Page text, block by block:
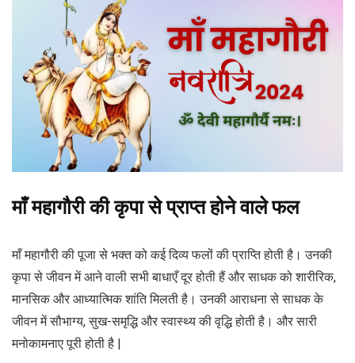
माँ महागौरी की कृपा से प्राप्त होने वाले फल
माँ महागौरी की पूजा से भक्त को कई दिव्य फलों की प्राप्ति होती है। उनकी
कृपा से जीवन में आने वाली सभी बाधाएँ दूर होती हैं और साधक को शारीरिक,
मानसिक और आध्यात्मिक शांति मिलती है। उनकी आराधना से साधक के
जीवन में सौभाग्य, सुख-समृद्धि और स्वास्थ्य की वृद्धि होती है। और सारी
मनोकामनाए पूरी होती है |